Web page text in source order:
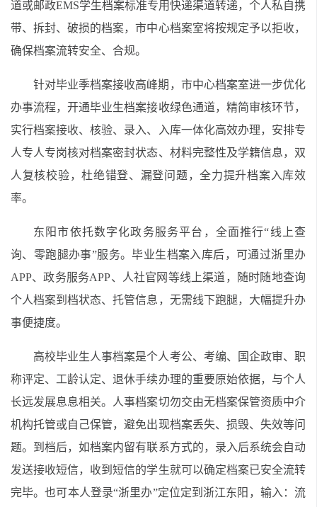
道或邮政EMS学生档案标准专用快递渠道转递，个人私自携
带、拆封、破损的档案，市中心档案室将按规定予以拒收，
确保档案流转安全、合规。
针对毕业季档案接收高峰期，市中心档案室进一步优化
办事流程，开通毕业生档案接收绿色通道，精简审核环节，
实行档案接收、核验、录入、入库一体化高效办理，安排专
人专人专岗核对档案密封状态、材料完整性及学籍信息，双
人复核校验，杜绝错登、漏登问题，全力提升档案入库效
率。
东阳市依托数字化政务服务平台，全面推行“线上查
询、零跑腿办事”服务。毕业生档案入库后，可通过浙里办
APP、政务服务APP、人社官网等线上渠道，随时随地查询
个人档案到档状态、托管信息，无需线下跑腿，大幅提升办
事便捷度。
高校毕业生人事档案是个人考公、考编、国企政审、职
称评定、工龄认定、退休手续办理的重要原始依据，与个人
长远发展息息相关。人事档案切勿交由无档案保管资质中介
机构托管或自己保管，避免出现档案丢失、损毁、失效等问
题。到档后，如档案内留有联系方式的，录入后系统会自动
发送接收短信，收到短信的学生就可以确定档案已安全流转
完毕。也可本人登录“浙里办”定位定到浙江东阳，输入：流